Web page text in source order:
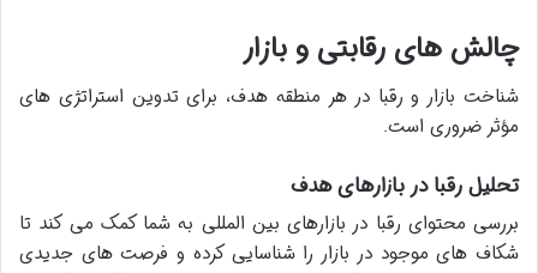
چالش های رقابتی و بازار
شناخت بازار و رقبا در هر منطقه هدف، برای تدوین استراتژی های
مؤثر ضروری است.
تحلیل رقبا در بازارهای هدف
بررسی محتوای رقبا در بازارهای بین المللی به شما کمک می کند تا
شکاف های موجود در بازار را شناسایی کرده و فرصت های جدیدی